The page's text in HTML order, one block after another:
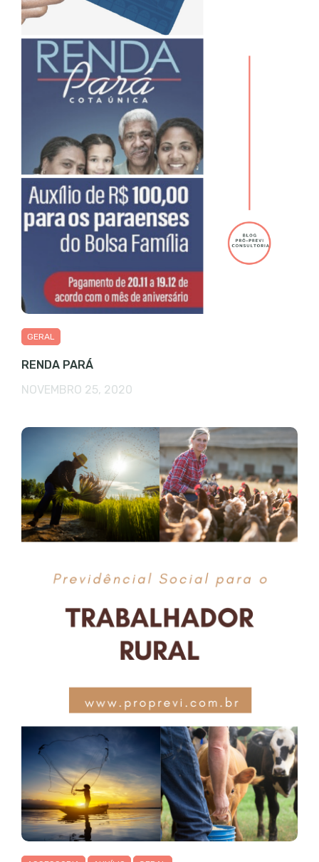
GERAL
RENDA PARÁ
NOVEMBRO 25, 2020